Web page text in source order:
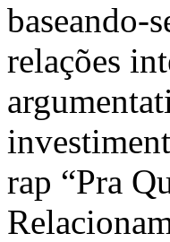
baseando-
relações
rap “Pra